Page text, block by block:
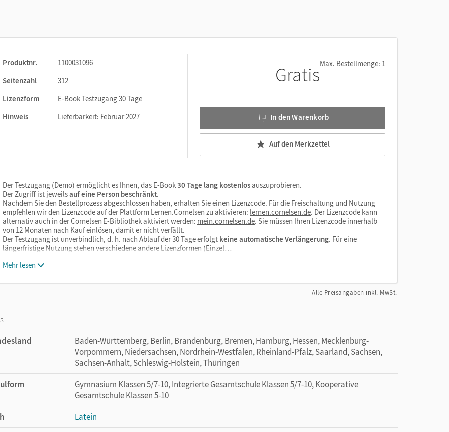
Sie sind seitengenau platziert, damit Sie und Ihre Schüler/-innen
Sie das Lehren und Lernen zeitsparend und
Lösungshilfen zu Sachtexten und Aufgaben
Produktnr.
1100031096
Seitenzahl
312
Lizenzform
E-Book Testzugang 30 Tage
Hinweis
Lieferbarkeit: Februar 2027
GratisMax. Bestellmenge: 1
In den Warenkorb
Auf den Merkzettel
Der Testzugang (Demo) ermöglicht es Ihnen, das E-Book30 Tage lang kostenlosauszuprobieren.
Der Zugriff ist jeweilsauf eine Person beschränkt.
Nachdem Sie den Bestellprozess abgeschlossen haben, erhalten Sie einen Lizenzcode. Für die Freischaltung und Nutzung
empfehlen wir den Lizenzcode auf der Plattform Lernen.Cornelsen zu aktivieren: lernen.cornelsen.de. Der Lizenzcode kann
alternativ auch in der Cornelsen E-Bibliothek aktiviert werden: mein.cornelsen.de. Sie müssen Ihren Lizenzcode innerhalb
von 12 Monaten nach Kauf einlösen, damit er nicht verfällt.
Der Testzugang ist unverbindlich, d. h. nach Ablauf der 30 Tage erfolgt keine automatische Verlängerung. Für eine
längerfristige Nutzung stehen verschiedene andere Lizenzformen (Einzel…
Mehr lesen
Alle Preisangaben inkl. MwSt.
Baden-Württemberg, Berlin, Brandenburg, Bremen, Hamburg, Hessen, Mecklenburg-
Vorpommern, Niedersachsen, Nordrhein-Westfalen, Rheinland-Pfalz, Saarland, Sachsen,
Sachsen-Anhalt, Schleswig-Holstein, Thüringen
Gymnasium Klassen 5/7-10, Integrierte Gesamtschule Klassen 5/7-10, Kooperative
Gesamtschule Klassen 5-10
Latein